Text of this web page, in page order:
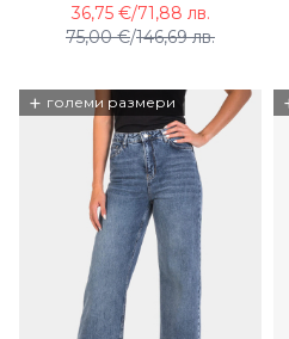
75,00 €/146,69 лв.
36,75 €/71,88 лв.
+ големи размери